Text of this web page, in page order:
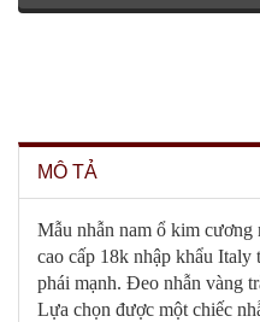
MÔ TẢ
Mẫu nhẫn nam ổ kim
cao cấp 18k nhập khẩu
phái mạnh. Đeo nhẫn vàng
Lựa chọn được một chiếc